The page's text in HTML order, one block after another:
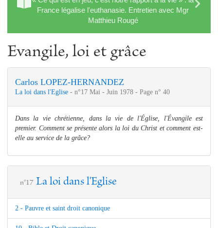
France légalise l'euthanasie. Entretien avec Mgr
Matthieu Rougé
Evangile, loi et grâce
Carlos LOPEZ-HERNANDEZ
La loi dans l'Eglise - n°17 Mai - Juin 1978 - Page n° 40
Dans la vie chrétienne, dans la vie de l'Église, l'Évangile est
premier. Comment se présente alors la loi du Christ et comment est-
elle au service de la grâce?
n°17 La loi dans l'Eglise
2 - Pauvre et saint droit canonique